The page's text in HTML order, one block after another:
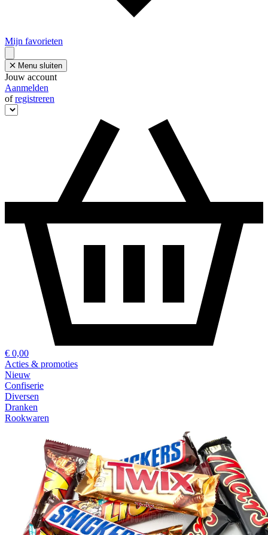
Mijn favorieten
Menu sluiten
Jouw account
Aanmelden
ofregistreren
€ 0,00
Acties & promoties
Nieuw
Confiserie
Diversen
Dranken
Rookwaren